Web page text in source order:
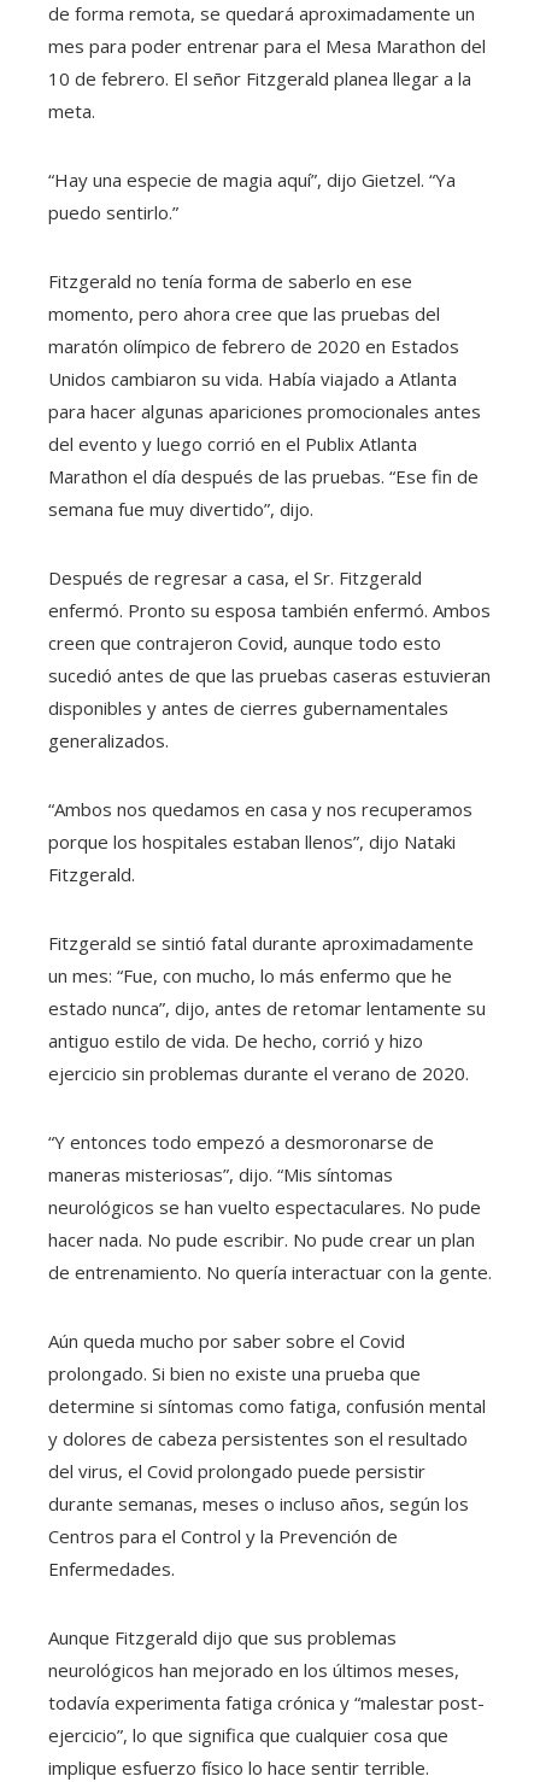
de forma remota, se quedará aproximadamente un
mes para poder entrenar para el Mesa Marathon del
10 de febrero. El señor Fitzgerald planea llegar a la
meta.
“Hay una especie de magia aquí”, dijo Gietzel. “Ya
puedo sentirlo.”
Fitzgerald no tenía forma de saberlo en ese
momento, pero ahora cree que las pruebas del
maratón olímpico de febrero de 2020 en Estados
Unidos cambiaron su vida. Había viajado a Atlanta
para hacer algunas apariciones promocionales antes
del evento y luego corrió en el Publix Atlanta
Marathon el día después de las pruebas. “Ese fin de
semana fue muy divertido”, dijo.
Después de regresar a casa, el Sr. Fitzgerald
enfermó. Pronto su esposa también enfermó. Ambos
creen que contrajeron Covid, aunque todo esto
sucedió antes de que las pruebas caseras estuvieran
disponibles y antes de cierres gubernamentales
generalizados.
“Ambos nos quedamos en casa y nos recuperamos
porque los hospitales estaban llenos”, dijo Nataki
Fitzgerald.
Fitzgerald se sintió fatal durante aproximadamente
un mes: “Fue, con mucho, lo más enfermo que he
estado nunca”, dijo, antes de retomar lentamente su
antiguo estilo de vida. De hecho, corrió y hizo
ejercicio sin problemas durante el verano de 2020.
“Y entonces todo empezó a desmoronarse de
maneras misteriosas”, dijo. “Mis síntomas
neurológicos se han vuelto espectaculares. No pude
hacer nada. No pude escribir. No pude crear un plan
de entrenamiento. No quería interactuar con la gente.
Aún queda mucho por saber sobre el Covid
prolongado. Si bien no existe una prueba que
determine si síntomas como fatiga, confusión mental
y dolores de cabeza persistentes son el resultado
del virus, el Covid prolongado puede persistir
durante semanas, meses o incluso años, según los
Centros para el Control y la Prevención de
Enfermedades.
Aunque Fitzgerald dijo que sus problemas
neurológicos han mejorado en los últimos meses,
todavía experimenta fatiga crónica y “malestar post-
ejercicio”, lo que significa que cualquier cosa que
implique esfuerzo físico lo hace sentir terrible.